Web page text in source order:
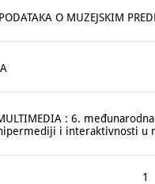
O MUZEJSKIM
MULTIMEDIA : 6.
i interaktivnosti u
1